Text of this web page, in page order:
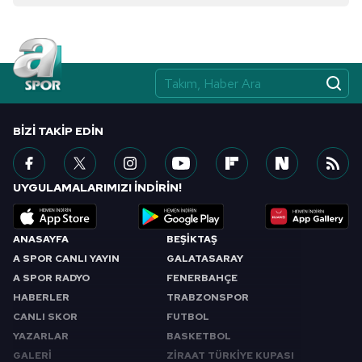
ANASAYFA
A SPOR CANLI YAYIN
A SPOR RADYO
HABERLER
CANLI SKOR
YAZARLAR
GALERİ
BEŞİKTAŞ
GALATASARAY
FENERBAHÇE
TRABZONSPOR
FUTBOL
BASKETBOL
ZİRAAT TÜRKİYE KUPASI
BIZI TAKIP EDIN
UYGULAMALARIMIZI İNDİRİN!